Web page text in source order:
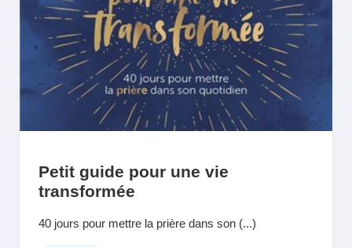
Petit guide pour une vie
transformée
40 jours pour mettre la prière dans son (...)